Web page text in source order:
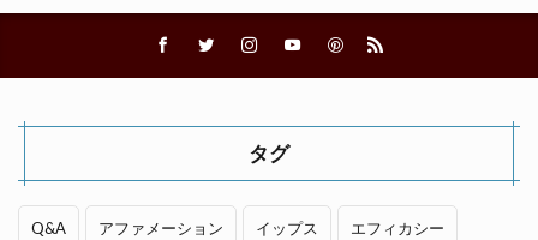
タグ
Q&A アファメーション イップス エフィカシー